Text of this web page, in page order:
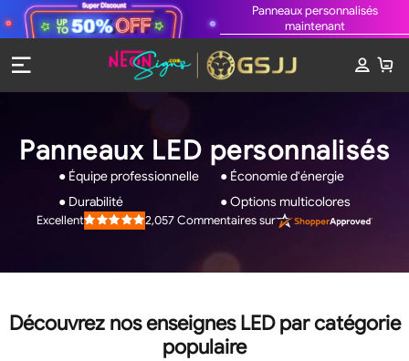
Panneaux personnalisés
maintenant
Panneaux LED personnalisés
● Équipe professionnelle
● Économie d'énergie
● Durabilité
● Options multicolores
Noté
Excellent 2,057 Commentaires sur
Découvrez nos enseignes LED par catégorie
populaire